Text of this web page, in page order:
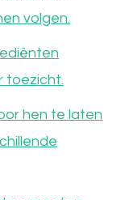
volgen.
toezicht.
hen te laten